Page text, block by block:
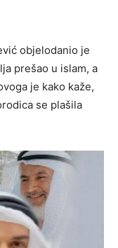
objelodanio je
prešao u islam, a
je kako kaže,
se plašila